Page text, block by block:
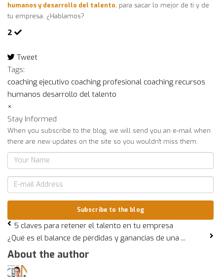
humanos y desarrollo del talento, para sacar lo mejor de ti y de
tu empresa. ¿Hablamos?
2
Tweet
pinterest
Tags:
coaching ejecutivo coaching profesional coaching recursos
humanos desarrollo del talento
×
Stay Informed
When you subscribe to the blog, we will send you an e-mail when
there are new updates on the site so you wouldn't miss them.
Your
Name
mail
Subscribe to the blog
5 claves para retener el talento en tu empresa
¿Qué es el balance de pérdidas y ganancias de una ...
About the author